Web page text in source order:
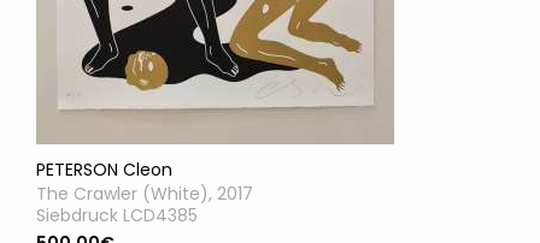
PETERSON Cleon
The Crawler (White), 2017
Siebdruck LCD4385